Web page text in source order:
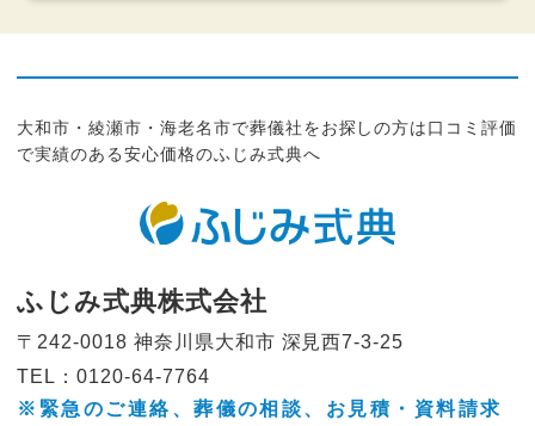
大和市・綾瀬市・海老名市で葬儀社をお探しの方は口コミ評価
で実績のある安心価格のふじみ式典へ
ふじみ式典株式会社
〒242-0018 神奈川県大和市 深見西7-3-25
TEL：0120-64-7764
※緊急のご連絡、葬儀の相談、 お見積・資料請求